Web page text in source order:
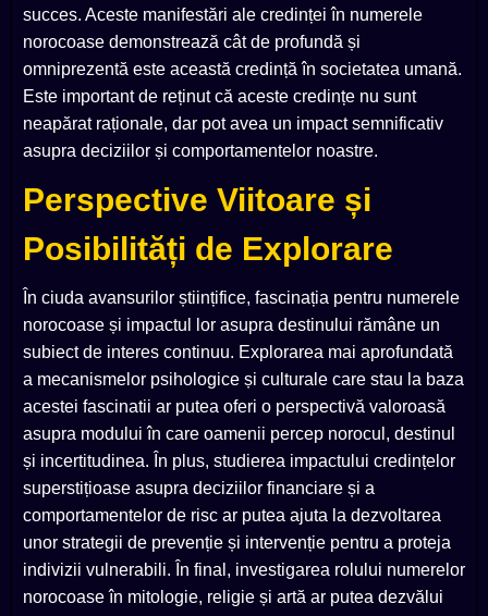
succes. Aceste manifestări ale credinței în numerele
norocoase demonstrează cât de profundă și
omniprezentă este această credință în societatea umană.
Este important de reținut că aceste credințe nu sunt
neapărat raționale, dar pot avea un impact semnificativ
asupra deciziilor și comportamentelor noastre.
Perspective Viitoare și
Posibilități de Explorare
În ciuda avansurilor științifice, fascinația pentru numerele
norocoase și impactul lor asupra destinului rămâne un
subiect de interes continuu. Explorarea mai aprofundată
a mecanismelor psihologice și culturale care stau la baza
acestei fascinatii ar putea oferi o perspectivă valoroasă
asupra modului în care oamenii percep norocul, destinul
și incertitudinea. În plus, studierea impactului credințelor
superstițioase asupra deciziilor financiare și a
comportamentelor de risc ar putea ajuta la dezvoltarea
unor strategii de prevenție și intervenție pentru a proteja
indivizii vulnerabili. În final, investigarea rolului numerelor
norocoase în mitologie, religie și artă ar putea dezvălui